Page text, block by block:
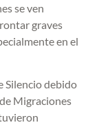
se ven
graves
en el
Silencio debido
Migraciones